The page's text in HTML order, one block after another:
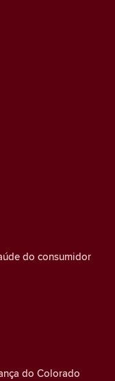
do consumidor
do Colorado